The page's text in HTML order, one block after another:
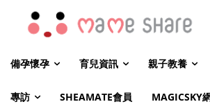
備孕懷孕 育兒資訊 親子教養
專訪 SHEAMATE會員 MAGICSKY